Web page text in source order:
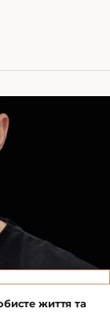
життя та